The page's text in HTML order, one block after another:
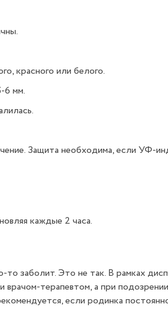
красного или белого.
6 мм.
Защита необходима, если УФ-
каждые 2 часа.
заболит. Это не так. В рамках
терапевтом, а при
если родинка